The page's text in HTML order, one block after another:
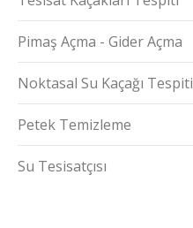
Pimaş Açma - Gider Açma
Noktasal Su Kaçağı Tespiti
Petek Temizleme
Su Tesisatçısı